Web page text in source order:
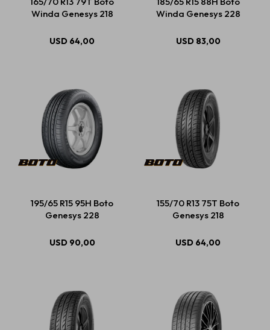
Winda Genesys 218
USD 64,00
Winda Genesys 228
USD 83,00
195/65 R15 95H Boto
Genesys 228
USD 90,00
155/70 R13 75T Boto
Genesys 218
USD 64,00
Servicios